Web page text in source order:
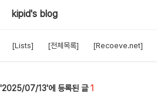
kipid's blog
[Lists] [전체목록] [Recoeve.net]
2025/07/13 1